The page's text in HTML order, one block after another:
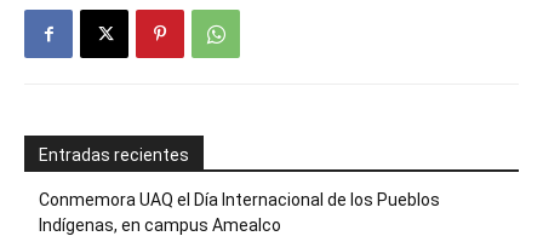
Entradas recientes
Conmemora UAQ el Día Internacional de los Pueblos
Indígenas, en campus Amealco